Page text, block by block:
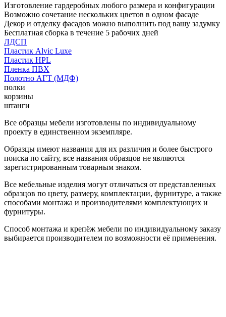
Изготовление гардеробных любого размера и конфигурации
Возможно сочетание нескольких цветов в одном фасаде
Декор и отделку фасадов можно выполнить под вашу задумку
Бесплатная сборка в течение 5 рабочих дней
ЛДСП
Пластик Alvic Luxe
Пластик HPL
Пленка ПВХ
Полотно АГТ (МДФ)
полки
корзины
штанги
Все образцы мебели изготовлены по индивидуальному
проекту в единственном экземпляре.
Образцы имеют названия для их различия и более быстрого
поиска по сайту, все названия образцов не являются
зарегистрированным товарным знаком.
Все мебельные изделия могут отличаться от представленных
образцов по цвету, размеру, комплектации, фурнитуре, а также
способами монтажа и производителями комплектующих и
фурнитуры.
Способ монтажа и крепёж мебели по индивидуальному заказу
выбирается производителем по возможности её применения.